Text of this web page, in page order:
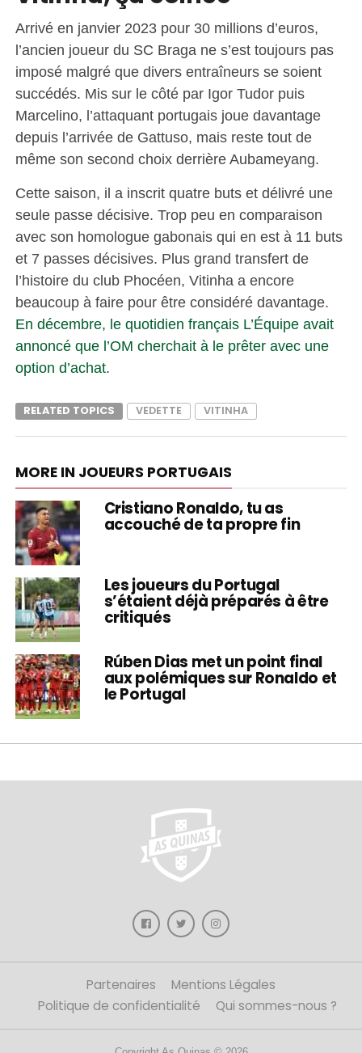
Arrivé en janvier 2023 pour 30 millions d’euros,
l’ancien joueur du SC Braga ne s’est toujours pas
imposé malgré que divers entraîneurs se soient
succédés. Mis sur le côté par Igor Tudor puis
Marcelino, l’attaquant portugais joue davantage
depuis l’arrivée de Gattuso, mais reste tout de
même son second choix derrière Aubameyang.
Cette saison, il a inscrit quatre buts et délivré une
seule passe décisive. Trop peu en comparaison
avec son homologue gabonais qui en est à 11 buts
et 7 passes décisives. Plus grand transfert de
l’histoire du club Phocéen, Vitinha a encore
beaucoup à faire pour être considéré davantage.
En décembre, le quotidien français L’Équipe avait
annoncé que l’OM cherchait à le prêter avec une
option d’achat.
RELATED TOPICS VEDETTE VITINHA
MORE IN JOUEURS PORTUGAIS
Cristiano Ronaldo, tu as
accouché de ta propre fin
Les joueurs du Portugal
s’étaient déjà préparés à être
critiqués
Rúben Dias met un point final
aux polémiques sur Ronaldo et
le Portugal
Partenaires
Mentions Légales
Politique de confidentialité
Qui sommes-nous ?